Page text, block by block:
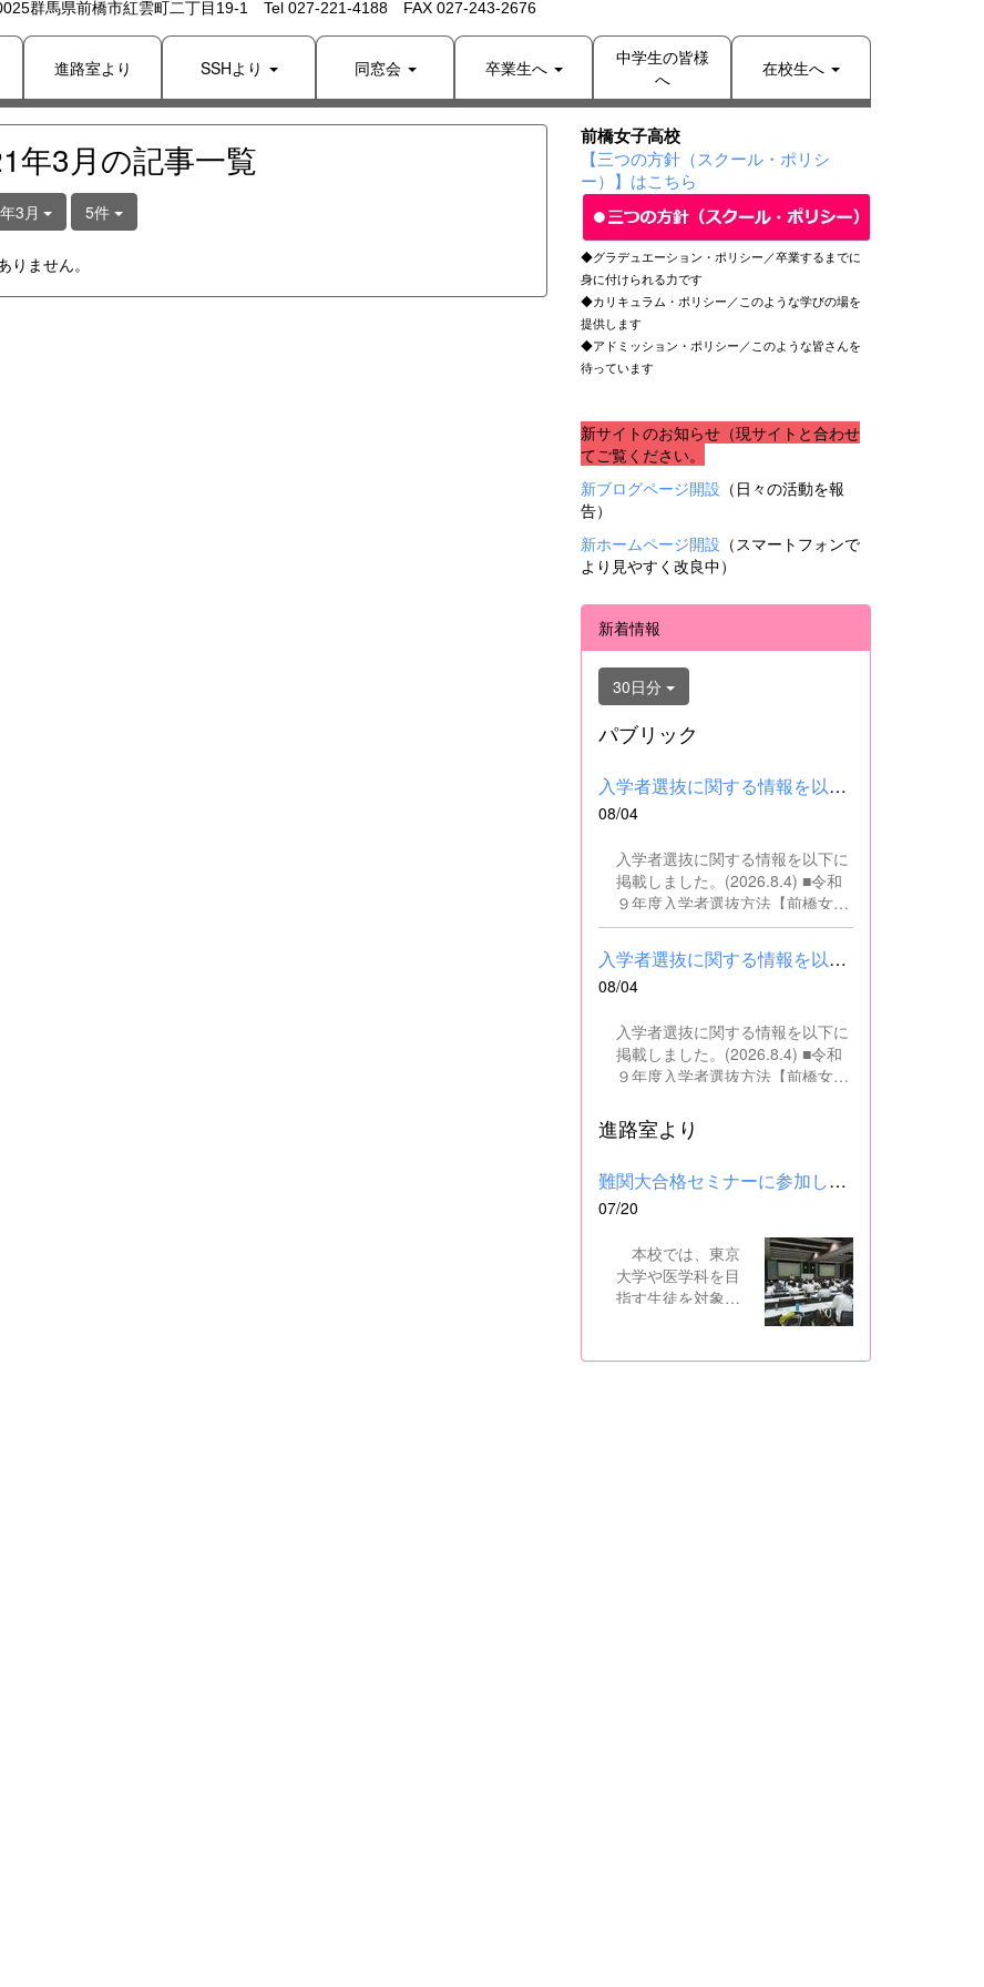
群馬県前橋市紅雲町二丁目19-1 Tel 027-221-4188 FAX 027-243-2676
進路室より SSHより 同窓会 卒業生へ
中学生の皆様
へ
在校生へ
年3月の記事一覧
3月 5件
りません。
前橋女子高校
【三つの方針（スクール・ポリシ
ー）】はこちら
◆グラデュエーション・ポリシー／卒業するまでに
身に付けられる力です
◆カリキュラム・ポリシー／このような学びの場を
提供します
◆アドミッション・ポリシー／このような皆さんを
待っています
新サイトのお知らせ（現サイトと合わせ
てご覧ください。
新ブログページ開設 （日々の活動を報
告）
新ホームページ開設 （スマートフォンで
より見やすく改良中）
新着情報
30日分
パブリック
入学者選抜に関する情報を以下に掲載しました。(2026.8.4) ■令和...
08/04
入学者選抜に関する情報を以下に
掲載しました。(2026.8.4) ■令和
９年度入学者選抜方法【前橋女子
高校】pdf はこちら ■群馬県教育
委員会webサイト 高校入試に関
するページはこちら
入学者選抜に関する情報を以下に掲載しました。(2026.8.4) ■令和...
08/04
入学者選抜に関する情報を以下に
掲載しました。(2026.8.4) ■令和
９年度入学者選抜方法【前橋女子
委員会webサイト 高校入試に関
するページはこちら
進路室より
難関大合格セミナーに参加しました
07/20
本校では、東京
大学や医学科を目
指す生徒を対象
格セミナーを行っ